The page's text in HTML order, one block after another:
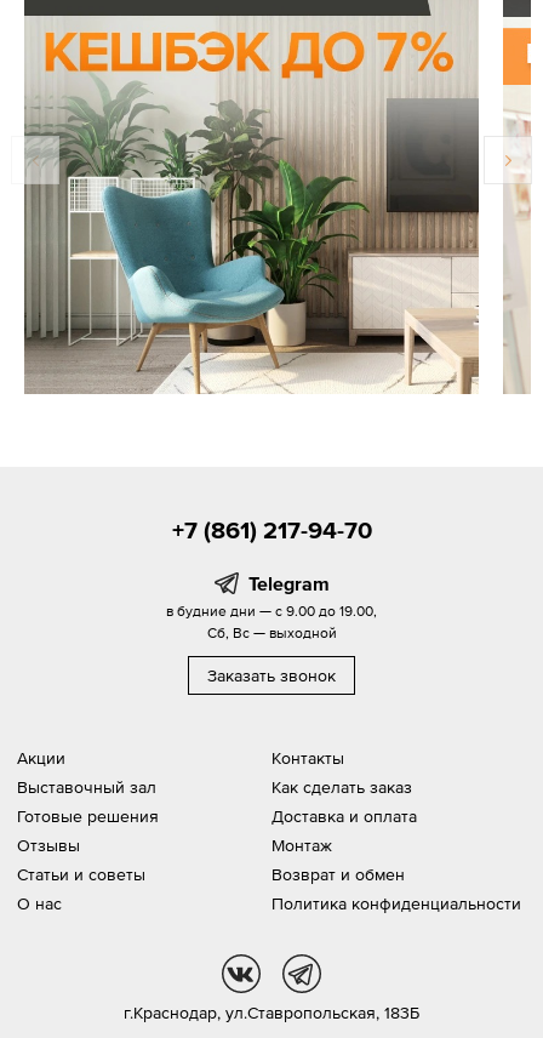
Акции
Выставочный зал
Готовые решения
Отзывы
Статьи и советы
О нас
Контакты
Как сделать заказ
Доставка и оплата
Монтаж
Возврат и обмен
Политика конфиденциальности
+7 (861) 217-94-70
Telegram
в будние дни — с 9.00 до 19.00,
Сб, Вс — выходной
Заказать звонок
г.Краснодар, ул.Ставропольская, 183Б
vk